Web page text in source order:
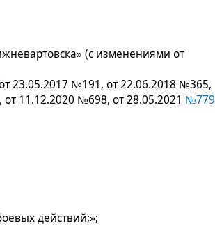
(с изменениями от
23.05.2017 №191, от 22.06.2018 №365,
11.12.2020 №698, от 28.05.2021 №779
действий;»;